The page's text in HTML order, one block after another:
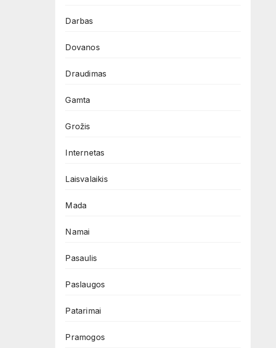
Darbas
Dovanos
Draudimas
Gamta
Grožis
Internetas
Laisvalaikis
Mada
Namai
Pasaulis
Paslaugos
Patarimai
Pramogos